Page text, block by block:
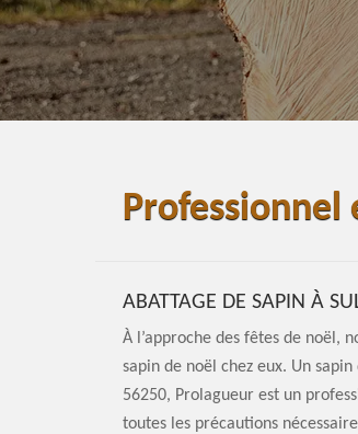
Professionnel
ABATTAGE DE SAPIN À
À l’approche des fêtes de noël,
sapin de noël chez eux. Un
56250, Prolagueur est un
toutes les précautions